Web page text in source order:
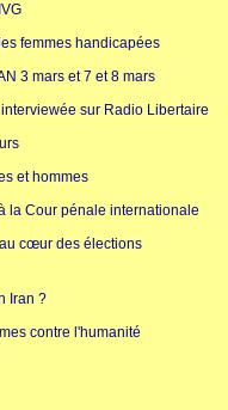
femmes handicapées
3 mars et 7 et 8 mars
sur Radio Libertaire
et hommes
la Cour pénale internationale
cœur des élections
Iran ?
contre l'humanité